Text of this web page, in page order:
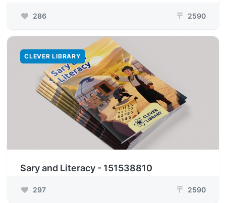
286 ₸ 2590
CLEVER LIBRARY
Sary and Literacy - 151538810
297 ₸ 2590